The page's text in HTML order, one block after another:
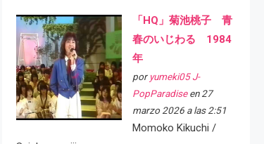
「HQ」菊池桃子 青
春のいじわる 1984
年
por yumeki05 J-
PopParadiseen 27
marzo 2026 a las 2:51
Momoko Kikuchi /